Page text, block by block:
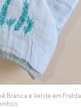
Branca e Verde em Fralda